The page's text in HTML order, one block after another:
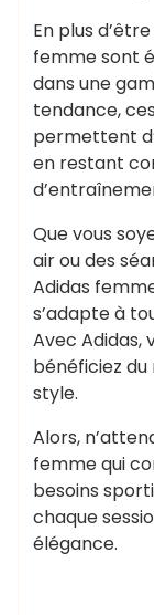
En plus
femme sont
dans une
tendance,
permettent
en restant
Que vous
air ou des
Adidas
s’adapte à
Avec Adidas,
bénéficiez
style.
Alors,
femme qui
besoins
chaque
élégance.